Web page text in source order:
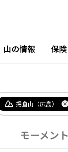
山の情報 保険
揚倉山（広島）
モーメント